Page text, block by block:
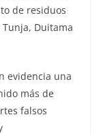
de residuos
Duitama
evidencia una
más de
falsos